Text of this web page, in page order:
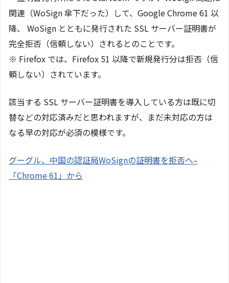
関連（WoSign 傘下だった）して、Google Chrome 61 以
降、 WoSign とともに発行された SSL サーバー証明書が
完全拒否（信頼しない）されるとのことです。
※ Firefox では、Firefox 51 以降で新規発行分は拒否（信
頼しない）されています。
該当する SSL サーバー証明書を導入している方は既に切
替などの対応済みだと思われますが、まだ未対応の方は
なる早の対応が必須の模様です。
グーグル、中国の認証局WoSignの証明書を拒否へ–
「Chrome 61」から